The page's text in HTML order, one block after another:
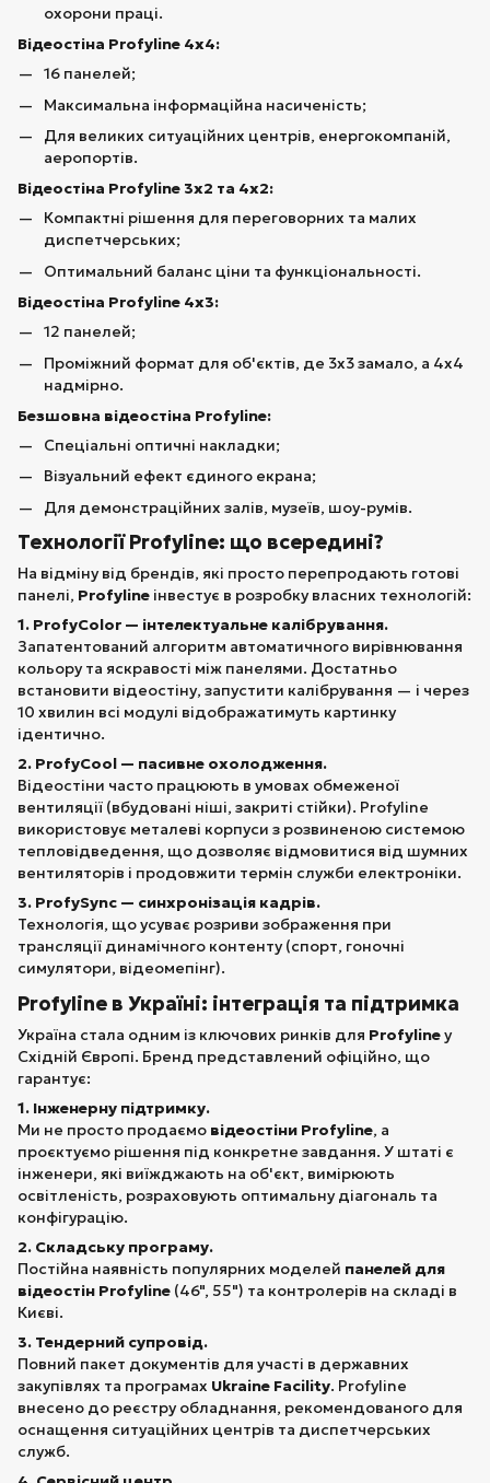
охорони праці.
Відеостіна Profyline 4х4:
16 панелей;
Максимальна інформаційна насиченість;
Для великих ситуаційних центрів, енергокомпаній,
аеропортів.
Відеостіна Profyline 3х2 та 4х2:
Компактні рішення для переговорних та малих
диспетчерських;
Оптимальний баланс ціни та функціональності.
Відеостіна Profyline 4х3:
12 панелей;
Проміжний формат для об'єктів, де 3х3 замало, а 4х4
надмірно.
Безшовна відеостіна Profyline:
Спеціальні оптичні накладки;
Візуальний ефект єдиного екрана;
Для демонстраційних залів, музеїв, шоу-румів.
Технології Profyline: що всередині?
На відміну від брендів, які просто перепродають готові
панелі, Profyline інвестує в розробку власних технологій:
1. ProfyColor — інтелектуальне калібрування.
Запатентований алгоритм автоматичного вирівнювання
кольору та яскравості між панелями. Достатньо
встановити відеостіну, запустити калібрування — і через
10 хвилин всі модулі відображатимуть картинку
ідентично.
2. ProfyCool — пасивне охолодження.
Відеостіни часто працюють в умовах обмеженої
вентиляції (вбудовані ніші, закриті стійки). Profyline
використовує металеві корпуси з розвиненою системою
тепловідведення, що дозволяє відмовитися від шумних
вентиляторів і продовжити термін служби електроніки.
3. ProfySync — синхронізація кадрів.
Технологія, що усуває розриви зображення при
трансляції динамічного контенту (спорт, гоночні
симулятори, відеомепінг).
Profyline в Україні: інтеграція та підтримка
Україна стала одним із ключових ринків для Profylineу
Східній Європі. Бренд представлений офіційно, що
гарантує:
1. Інженерну підтримку.
Ми не просто продаємо відеостіни Profyline, а
проєктуємо рішення під конкретне завдання. У штаті є
інженери, які виїжджають на об'єкт, вимірюють
освітленість, розраховують оптимальну діагональ та
конфігурацію.
2. Складську програму.
Постійна наявність популярних моделей панелей для
відеостін Profyline (46", 55") та контролерів на складі в
Києві.
3. Тендерний супровід.
Повний пакет документів для участі в державних
закупівлях та програмах Ukraine Facility. Profyline
внесено до реєстру обладнання, рекомендованого для
оснащення ситуаційних центрів та диспетчерських
служб.